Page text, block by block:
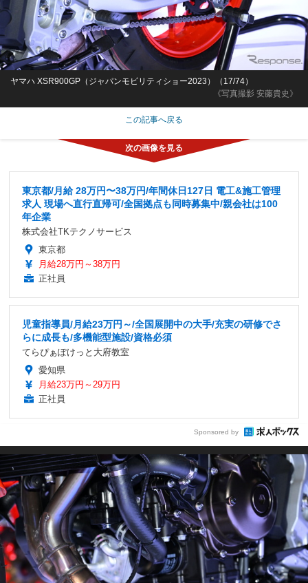
《写真撮影 安藤貴史》
ヤマハ XSR900GP（ジャパンモビリティショー2023）（17/74）
この記事へ戻る
東京都/月給 28万円〜38万円/年間休日127日 電工&施工管理
求人 現場へ直行直帰可/全国拠点も同時募集中/親会社は100
年企業
株式会社TKテクノサービス
東京都
月給28万円～38万円
正社員
児童指導員/月給23万円～/全国展開中の大手/充実の研修でさ
らに成長も/多機能型施設/資格必須
てらぴぁぽけっと大府教室
愛知県
月給23万円～29万円
正社員
Sponsored by